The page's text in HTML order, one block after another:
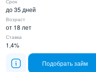
Срок
до 35 дней
Возраст
от 18 лет
Ставка
1,4%
Подобрать займ